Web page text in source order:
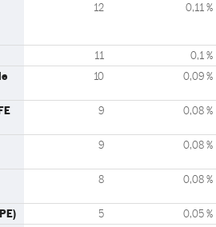
12 0,11 %
11 0,1 %
10 0,09 %
9 0,08 %
9 0,08 %
8 0,08 %
5 0,05 %